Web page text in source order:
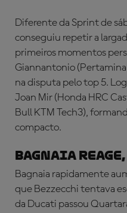
Diferente da Sprint de
conseguiu repetir a
primeiros momentos
Giannantonio (Pertamina
na disputa pelo top 5.
Joan Mir (Honda HRC
Bull KTM Tech3),
compacto.
BAGNAIA
Bagnaia rapidamente
que Bezzecchi tentava
da Ducati passou